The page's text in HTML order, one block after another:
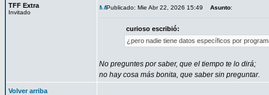
TFF Extra
Invitado
Publicado: Mie Abr 22, 2026 15:49 Asunto:
curioso escribió:
¿pero nadie tiene datos específicos por
No preguntes por saber, que el tiempo te lo dirá;
no hay cosa más bonita, que saber sin preguntar.
Volver arriba